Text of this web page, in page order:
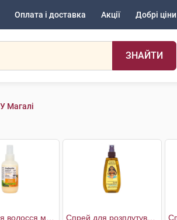
Оплата і доставка Акції Добрі ціни
ЗНАЙТИ
Магалі